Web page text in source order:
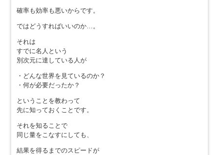
確率も効率も悪いからです。
ではどうすればいいのか…。
それは
すでに名人という
別次元に達している人が
・どんな世界を見ているのか？
・何が必要だったか？
ということを教わって
先に知っておくことです。
それを知ることで
同じ量をこなすにしても、
結果を得るまでのスピードが